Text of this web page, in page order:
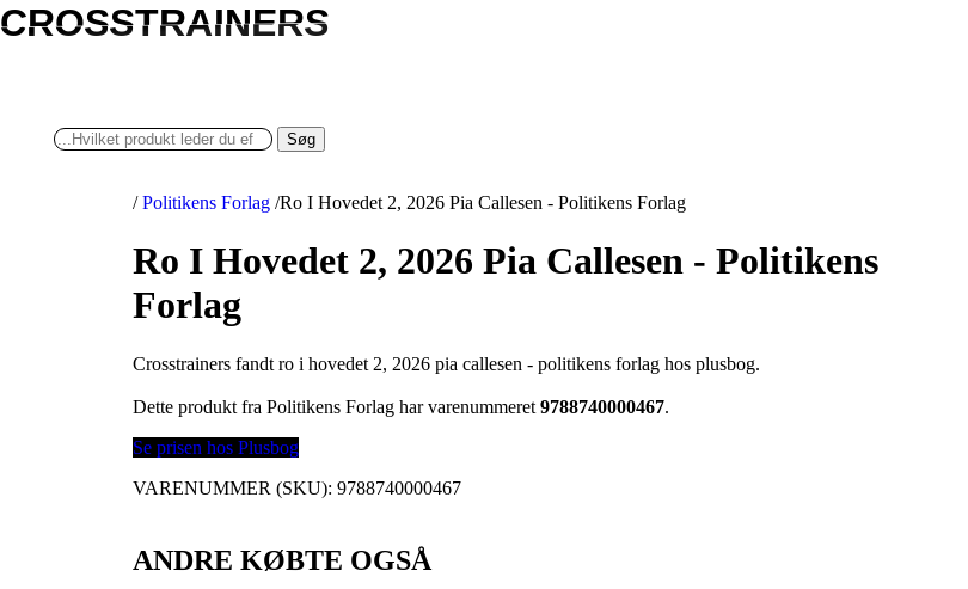
CROSSTRAINERS
CROSSTRAINERS
Søg
/ Politikens Forlag /Ro I Hovedet 2, 2026 Pia Callesen - Politikens Forlag
Ro I Hovedet 2, 2026 Pia Callesen - Politikens
Forlag
Crosstrainers fandt ro i hovedet 2, 2026 pia callesen - politikens forlag hos plusbog.
Dette produkt fra Politikens Forlag har varenummeret9788740000467.
Se prisen hos Plusbog
VARENUMMER (SKU):9788740000467
ANDRE KØBTE OGSÅ